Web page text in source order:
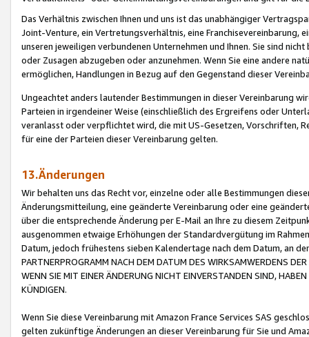
Das Verhältnis zwischen Ihnen und uns ist das unabhängiger
Joint-Venture, ein Vertretungsverhältnis, eine Franchisevereinbarung,
unseren jeweiligen verbundenen Unternehmen und Ihnen. Sie sind
oder Zusagen abzugeben oder anzunehmen. Wenn Sie eine andere
ermöglichen, Handlungen in Bezug auf den Gegenstand dieser
Ungeachtet anders lautender Bestimmungen in dieser Vereinbarung
Parteien in irgendeiner Weise (einschließlich des Ergreifens oder
veranlasst oder verpflichtet wird, die mit US-Gesetzen, Vorschriften,
für eine der Parteien dieser Vereinbarung gelten.
13.Änderungen
Wir behalten uns das Recht vor, einzelne oder alle Bestimmungen
Änderungsmitteilung, eine geänderte Vereinbarung oder eine
über die entsprechende Änderung per E-Mail an Ihre zu diesem
ausgenommen etwaige Erhöhungen der Standardvergütung im
Datum, jedoch frühestens sieben Kalendertage nach dem Datum, an
PARTNERPROGRAMM NACH DEM DATUM DES WIRKSAMWERDENS
WENN SIE MIT EINER ÄNDERUNG NICHT EINVERSTANDEN SIND,
KÜNDIGEN.
Wenn Sie diese Vereinbarung mit Amazon France Services SAS
gelten zukünftige Änderungen an dieser Vereinbarung für Sie und